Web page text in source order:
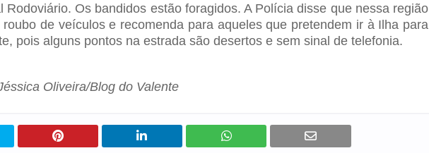
Rodoviário. Os bandidos estão foragidos. A Polícia disse que nessa região
de veículos e recomenda para aqueles que pretendem ir à Ilha para
pois alguns pontos na estrada são desertos e sem sinal de telefonia.
Oliveira/Blog do Valente